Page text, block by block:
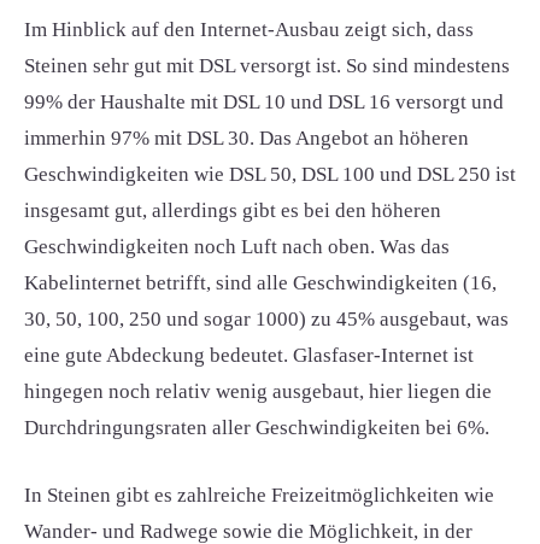
Im Hinblick auf den Internet-Ausbau zeigt sich, dass
Steinen sehr gut mit DSL versorgt ist. So sind mindestens
99% der Haushalte mit DSL 10 und DSL 16 versorgt und
immerhin 97% mit DSL 30. Das Angebot an höheren
Geschwindigkeiten wie DSL 50, DSL 100 und DSL 250 ist
insgesamt gut, allerdings gibt es bei den höheren
Geschwindigkeiten noch Luft nach oben. Was das
Kabelinternet betrifft, sind alle Geschwindigkeiten (16,
30, 50, 100, 250 und sogar 1000) zu 45% ausgebaut, was
eine gute Abdeckung bedeutet. Glasfaser-Internet ist
hingegen noch relativ wenig ausgebaut, hier liegen die
Durchdringungsraten aller Geschwindigkeiten bei 6%.
In Steinen gibt es zahlreiche Freizeitmöglichkeiten wie
Wander- und Radwege sowie die Möglichkeit, in der